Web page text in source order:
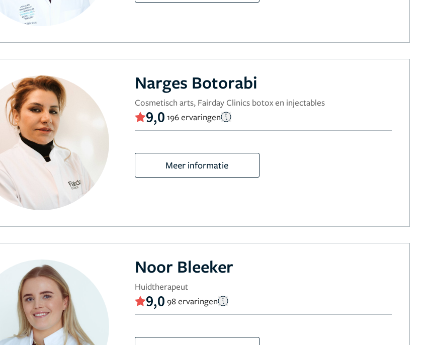
Narges Botorabi
Cosmetisch arts, Fairday Clinics botox en injectables
9,0 196 ervaringen
Meer informatie
Noor Bleeker
Huidtherapeut
9,0 98 ervaringen